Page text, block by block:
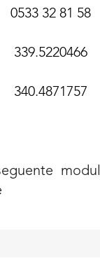
0533 32 81 58
339.5220466
340.4871757